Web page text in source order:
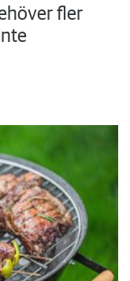
fler